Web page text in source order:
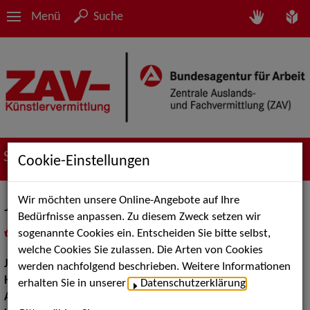
Menü Suche
Suche nach Künstler*innen
Janna Schulz
als PDF speichern
inMeine Merklistelegen
Jahrgang:2001
Haarfarbe:blond
Augenfarbe:
Cookie-Einstellungen
Wir möchten unsere Online-Angebote auf Ihre
Bedürfnisse anpassen. Zu diesem Zweck setzen wir
sogenannte Cookies ein. Entscheiden Sie bitte selbst,
welche Cookies Sie zulassen. Die Arten von Cookies
werden nachfolgend beschrieben. Weitere Informationen
erhalten Sie in unserer
Datenschutzerklärung